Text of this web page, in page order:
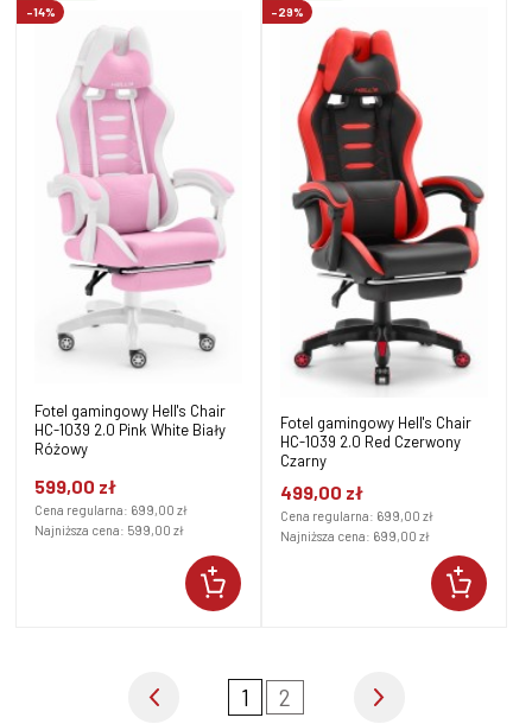
Fotel gamingowy Hell's Chair
HC-1039 2.0 Pink White Biały
Różowy
599,00 zł
Cena regularna: 699,00 zł
Najniższa cena: 599,00 zł
-14%
Fotel gamingowy Hell's Chair
HC-1039 2.0 Red Czerwony
Czarny
499,00 zł
Cena regularna: 699,00 zł
Najniższa cena: 699,00 zł
-29%
1 2